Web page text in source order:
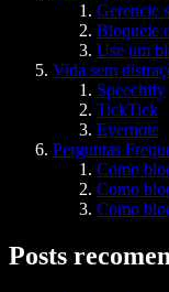
Gerencie
Bloqueie
Use um
Vida sem
Speechify
TickTick
Evernote
Perguntas
Como
Como
Como
Posts